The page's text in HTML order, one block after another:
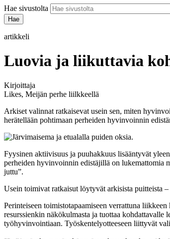
Hae sivustolta
artikkeli
Luovia ja liikuttavia
Kirjoittaja
Likes, Meijän perhe liilkkeellä
Arkiset valinnat ratkaisevat usein sen, miten
herätellään pohtimaan perheiden hyvinvoinnin
Fyysinen aktiivisuus ja puuhakkuus lisääntyvät
perheiden hyvinvoinnin edistäjillä on lukemattomia
juttu”.
Usein toimivat ratkaisut löytyvät arkisista puitteista
Perinteiseen toimistotapaamiseen verrattuna
resurssienkin näkökulmasta ja tuottaa kohdattavalle
työhyvinvointiaan. Työskentelyotteeseen liittyvät